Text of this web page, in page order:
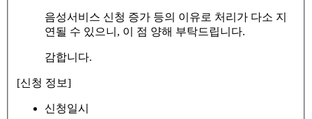
음성서비스 신청 증가 등의 이유로 처리가 다소 지
연될 수 있으니, 이 점 양해 부탁드립니다.
감합니다.
[신청 정보]
신청일시